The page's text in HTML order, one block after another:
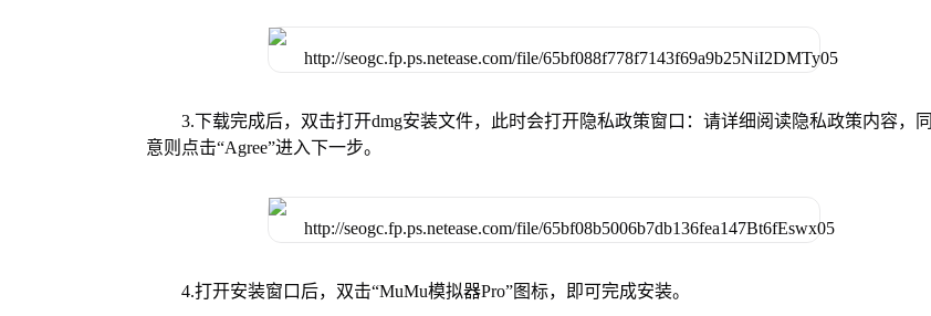
3.下载完成后，双击打开dmg安装文件，此时会打开隐私政策窗口：请详细阅读隐私政策内容，同
意则点击“Agree”进入下一步。
4.打开安装窗口后，双击“MuMu模拟器Pro”图标，即可完成安装。